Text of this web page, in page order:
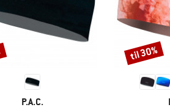
MÆRKE
P.A.C.
Rabat
til 30%